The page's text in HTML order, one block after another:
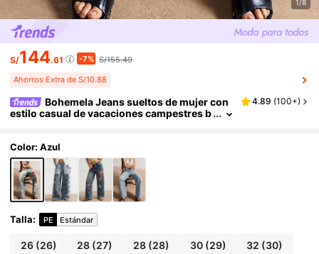
1/8
S/144.61 -7% S/155.49
Ahorros Extra de S/10.88
Bohemela Jeans sueltos de mujer con
estilo casual de vacaciones campestres b
4.89 (100+)
Color: Azul
Talla: PE Estándar
26(26) 28 (27) 28(28) 30(29) 32 (30)